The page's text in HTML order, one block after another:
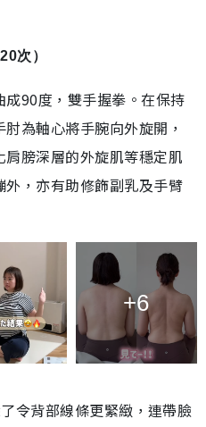
次）
90度，雙手握拳。在保持
為軸心將手腕向外旋開，
膀深層的外旋肌等穩定肌
，亦有助修飾副乳及手臂
+6
令背部線條更緊緻，連帶臉